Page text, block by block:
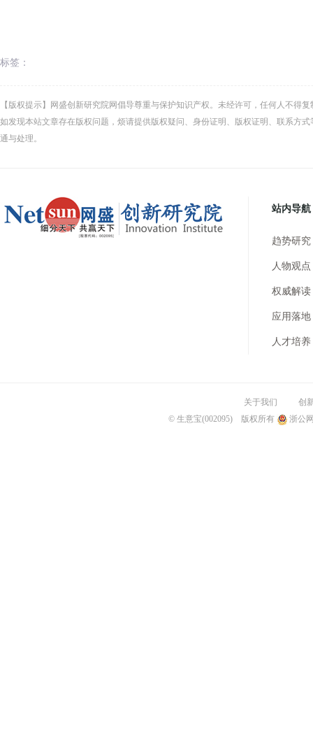
标签：
【版权提示】网盛创新研究院网倡导尊重与保护知识产权。未经许可，任何人不得
如发现本站文章存在版权问题，烦请提供版权疑问、身份证明、版权证明、联系方式
通与处理。
站内导航
趋势研究
人物观点
权威解读
应用落地
人才培养
关于我们
创
© 生意宝(002095) 版权所有
浙公